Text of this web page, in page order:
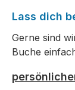
Lass dich
Gerne sind
Buche